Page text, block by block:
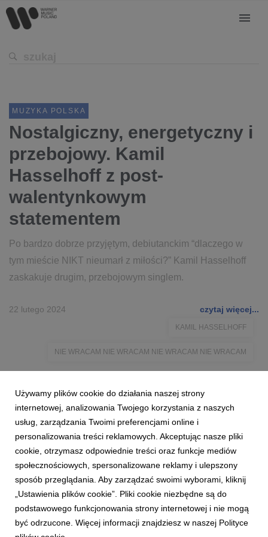
MUZYKA POLSKA
Nostalgiczny, energetyczny i
przebojowy. Kamil
Hasselhoff z post-
walentynkowym
statementem
Po bardzo dobrze przyjętym, debiutanckim “dlaczego w
tym mieście NIKT nieumarł z miłości?” Kamil Hasselhoff
zaskakuje drugim, przebojowym singlem.
22 lutego 2024 czytaj więcej...
KAMIL HASSELHOFF
NIE WRACAM NIE WRACAM NIE WRACAM NIE WRACAM
Używamy plików cookie do działania naszej strony
internetowej, analizowania Twojego korzystania z naszych
usług, zarządzania Twoimi preferencjami online i
personalizowania treści reklamowych. Akceptując nasze pliki
cookie, otrzymasz odpowiednie treści oraz funkcje mediów
społecznościowych, spersonalizowane reklamy i ulepszony
sposób przeglądania. Aby zarządzać swoimi wyborami, kliknij
„Ustawienia plików cookie”. Pliki cookie niezbędne są do
podstawowego funkcjonowania strony internetowej i nie mogą
być odrzucone. Więcej informacji znajdziesz w naszej Polityce